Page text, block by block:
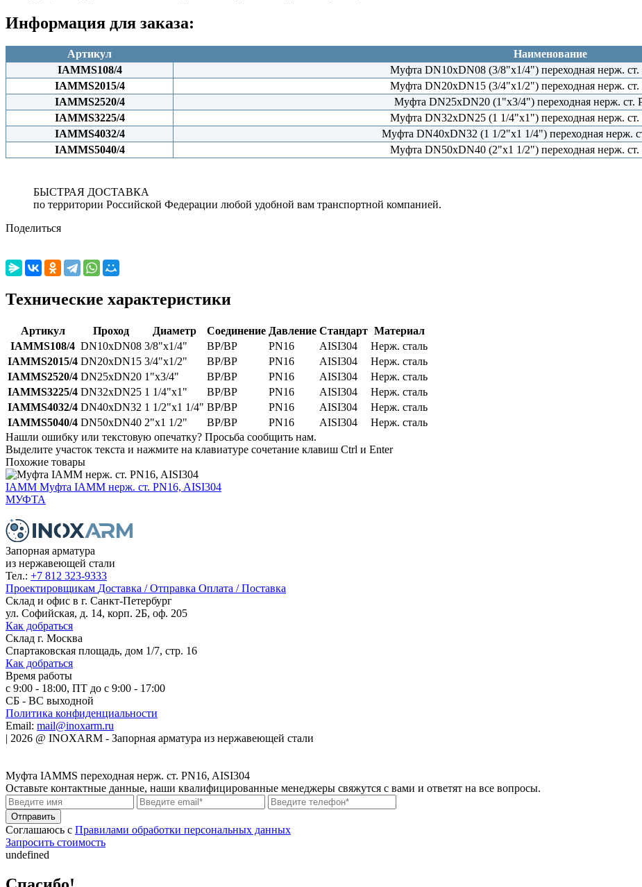
Информация для заказа:
Артикул
Наименование
IAMMS108/4
Муфта DN10хDN08 (3/8"х1/4") переходная нерж.
IAMMS2015/4
Муфта DN20хDN15 (3/4"х1/2") переходная нерж.
IAMMS2520/4
Муфта DN25хDN20 (1"х3/4") переходная нерж. ст.
IAMMS3225/4
Муфта DN32хDN25 (1 1/4"х1") переходная нерж.
IAMMS4032/4
Муфта DN40хDN32 (1 1/2"х1 1/4") переходная нерж.
IAMMS5040/4
Муфта DN50хDN40 (2"х1 1/2") переходная нерж.
БЫСТРАЯ ДОСТАВКА
по территории Российской Федерации любой удобной вам транспортной компанией.
Поделиться
Технические характеристики
Артикул Проход Диаметр Соединение Давление Стандарт Материал
IAMMS108/4 DN10хDN08 3/8"х1/4" ВР/ВР PN16 AISI304
Нерж. сталь
IAMMS2015/4 DN20хDN15 3/4"х1/2" ВР/ВР PN16 AISI304
Нерж. сталь
IAMMS2520/4 DN25хDN20 1"х3/4" ВР/ВР PN16 AISI304
Нерж. сталь
IAMMS3225/4 DN32хDN25 1 1/4"х1" ВР/ВР PN16 AISI304
Нерж. сталь
IAMMS4032/4 DN40хDN32 1 1/2"х1 1/4" ВР/ВР PN16 AISI304
Нерж. сталь
IAMMS5040/4 DN50хDN40 2"х1 1/2" ВР/ВР PN16 AISI304
Нерж. сталь
Нашли ошибку или текстовую опечатку? Просьба сообщить нам.
Выделите участок текста и нажмите на клавиатуре сочетание клавиш Ctrl и Enter
Похожие товары
IAMM Муфта IAMM нерж. ст. PN16, AISI304
МУФТА
Запорная арматура
из нержавеющей стали
Тел.: +7 812 323-9333
Проектировщикам Доставка / Отправка Оплата / Поставка
Склад и офис в г. Санкт-Петербург
ул. Софийская, д. 14, корп. 2Б, оф. 205
Как добраться
Склад г. Москва
Спартаковская площадь, дом 1/7, стр. 16
Как добраться
Время работы
с 9:00 - 18:00, ПТ до с 9:00 - 17:00
СБ - ВС выходной
Политика конфиденциальности
Email: mail@inoxarm.ru
| 2026 @ INOXARM - Запорная арматура из нержавеющей стали
Муфта IAMMS переходная нерж. ст. PN16, AISI304
Оставьте контактные данные, наши квалифицированные менеджеры свяжутся с вами и ответят на все вопросы.
Соглашаюсь с Правилами обработки персональных данных
Запросить стоимость
undefined